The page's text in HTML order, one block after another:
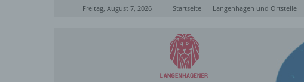
Freitag, August 7, 2026 Startseite Langenhagen und Ortsteile
Langenhagener
News